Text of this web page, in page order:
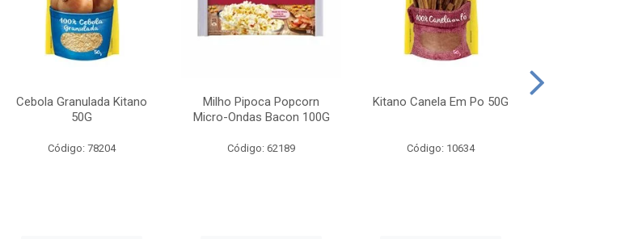
Cebola Granulada Kitano
50G
Código: 78204
Milho Pipoca Popcorn
Micro-Ondas Bacon 100G
Código: 62189
Kitano Canela Em Po 50G
Código: 10634